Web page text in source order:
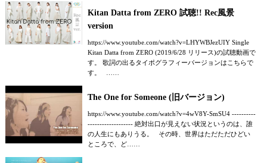
Kitan Datta from ZERO 試聴!! Rec風景
version
https://www.youtube.com/watch?v=LHYWBJezUIY Single
Kitan Datta from ZERO (2019/6/28 リリース)の試聴動画で
す。 歌詞の出るタイポグラフィーバージョンはこちらで
す。 ……
The One for Someone (旧バージョン)
https://www.youtube.com/watch?v=4wV8Y-SmSU4 ----------
------------------- 絶対出口が見えない状況というのは、誰
の人生にもありうる。 その時、世界はただただひどい
ところで、ど……